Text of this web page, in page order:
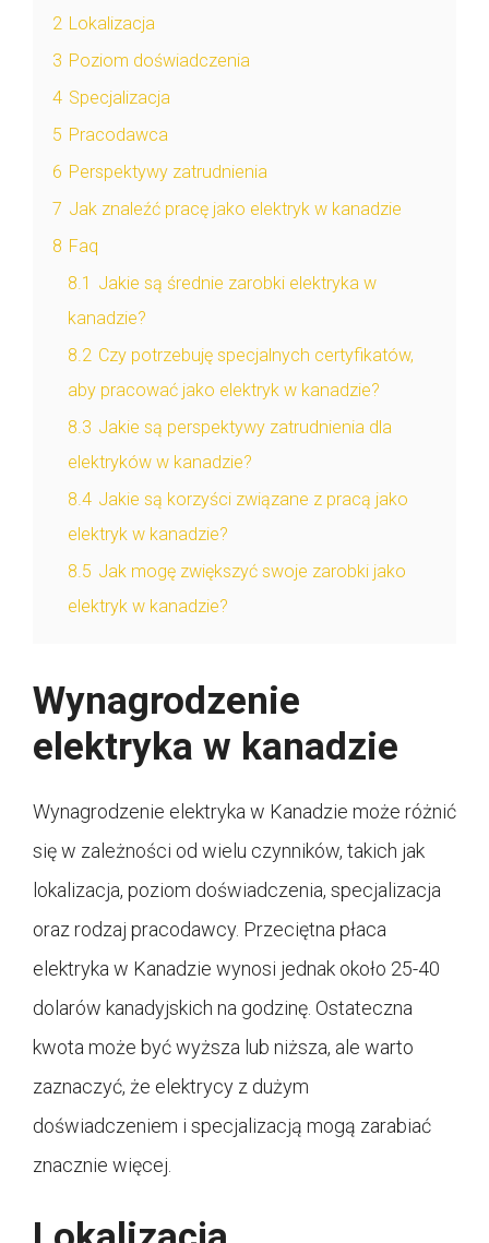
2 Lokalizacja
3 Poziom doświadczenia
4 Specjalizacja
5 Pracodawca
6 Perspektywy zatrudnienia
7 Jak znaleźć pracę jako elektryk w kanadzie
8 Faq
8.1 Jakie są średnie zarobki elektryka w
kanadzie?
8.2 Czy potrzebuję specjalnych certyfikatów,
aby pracować jako elektryk w kanadzie?
8.3 Jakie są perspektywy zatrudnienia dla
elektryków w kanadzie?
8.4 Jakie są korzyści związane z pracą jako
elektryk w kanadzie?
8.5 Jak mogę zwiększyć swoje zarobki jako
elektryk w kanadzie?
Wynagrodzenie
elektryka w kanadzie
Wynagrodzenie elektryka w Kanadzie może różnić
się w zależności od wielu czynników, takich jak
lokalizacja, poziom doświadczenia, specjalizacja
oraz rodzaj pracodawcy. Przeciętna płaca
elektryka w Kanadzie wynosi jednak około 25-40
dolarów kanadyjskich na godzinę. Ostateczna
kwota może być wyższa lub niższa, ale warto
zaznaczyć, że elektrycy z dużym
doświadczeniem i specjalizacją mogą zarabiać
znacznie więcej.